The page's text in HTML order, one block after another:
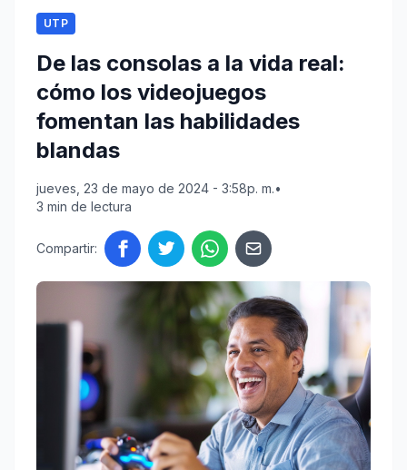
UTP
De las consolas a la vida real:
cómo los videojuegos
fomentan las habilidades
blandas
jueves, 23 de mayo de 2024 - 3:58p. m.•
3 min de lectura
Compartir: